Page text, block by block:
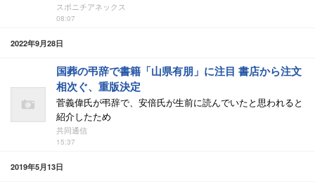
スポニチアネックス
08:07
2022年9月28日
国葬の弔辞で書籍「山県有朋」に注目 書店から注文
相次ぐ、重版決定
菅義偉氏が弔辞で、安倍氏が生前に読んでいたと思われると
紹介したため
共同通信
15:37
2019年5月13日